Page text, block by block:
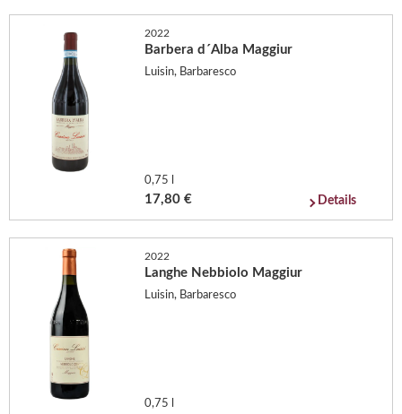
2022
Barbera d´Alba Maggiur
Luisin, Barbaresco
0,75 l
17,80 € Details
2022
Langhe Nebbiolo Maggiur
Luisin, Barbaresco
0,75 l